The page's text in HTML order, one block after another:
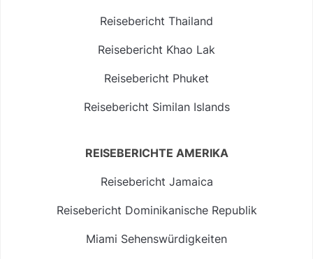
Reisebericht Thailand
Reisebericht Khao Lak
Reisebericht Phuket
Reisebericht Similan Islands
REISEBERICHTE AMERIKA
Reisebericht Jamaica
Reisebericht Dominikanische Republik
Miami Sehenswürdigkeiten